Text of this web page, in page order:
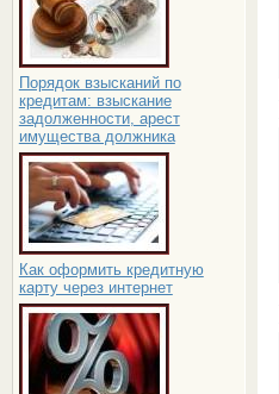
Порядок взысканий по
кредитам: взыскание
задолженности, арест
имущества должника
Как оформить кредитную
карту через интернет